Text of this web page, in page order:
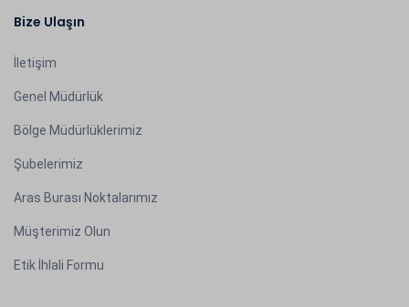
Bize Ulaşın
İletişim
Genel Müdürlük
Bölge Müdürlüklerimiz
Şubelerimiz
Aras Burası Noktalarımız
Müşterimiz Olun
Etik İhlali Formu